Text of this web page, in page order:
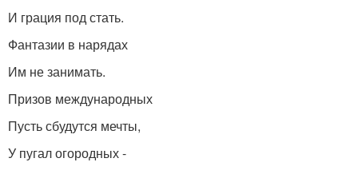
И грация под стать.
Фантазии в нарядах
Им не занимать.
Призов международных
Пусть сбудутся мечты,
У пугал огородных -